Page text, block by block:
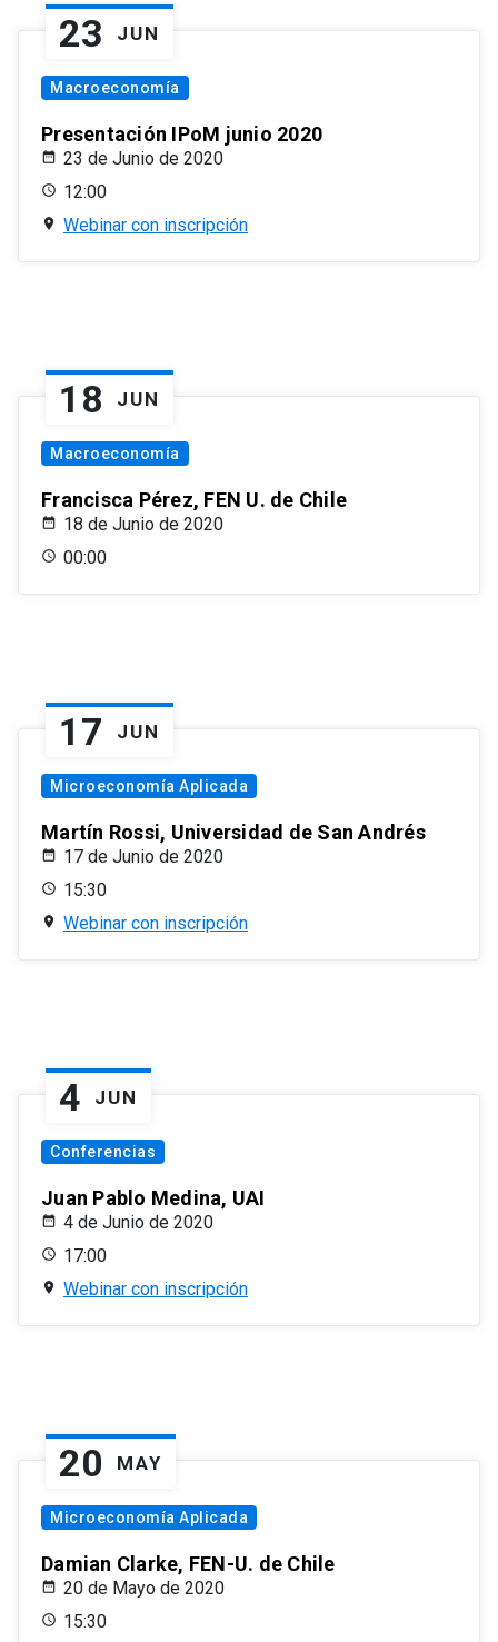
23 JUN
Macroeconomía
Presentación IPoM junio 2020
23 de Junio de 2020
12:00
Webinar con inscripción
18 JUN
Macroeconomía
Francisca Pérez, FEN U. de Chile
18 de Junio de 2020
00:00
17 JUN
Microeconomía Aplicada
Martín Rossi, Universidad de San Andrés
17 de Junio de 2020
15:30
Webinar con inscripción
4 JUN
Conferencias
Juan Pablo Medina, UAI
4 de Junio de 2020
17:00
Webinar con inscripción
20 MAY
Microeconomía Aplicada
Damian Clarke, FEN-U. de Chile
20 de Mayo de 2020
15:30